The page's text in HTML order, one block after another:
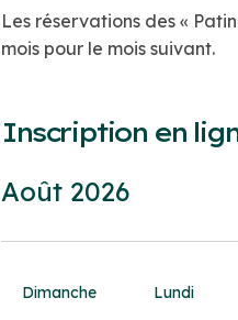
Les réservations des «
mois pour le mois suivant.
Inscription en
Choisir
une
Août 2026
Dimanche Lundi